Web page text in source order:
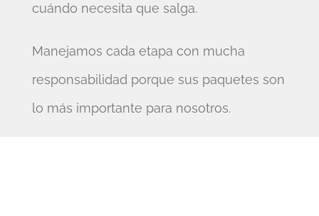
cuándo necesita que salga.
Manejamos cada etapa con mucha
responsabilidad porque sus paquetes son
lo más importante para nosotros.